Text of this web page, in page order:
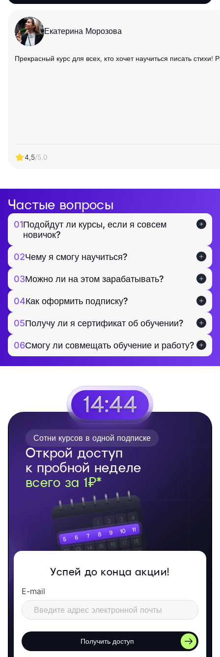
Екатерина Морозова
Прекрасный курс для всех, кто хочет научиться писать
4,5/5.0
Частые вопросы
01Подойдут ли курсы, если я совсем
новичок?
02Чему я смогу научиться?
03Можно ли на этом зарабатывать?
04Как оформить подписку?
05Получу ли я сертификат об обучении?
06Смогу ли совмещать обучение и работу?
14:43
Открой доступ
к пробной неделе
всего за 1₽*
Сотни курсов в одной подписке
Успей до конца акции!
E-mail
Получить доступ